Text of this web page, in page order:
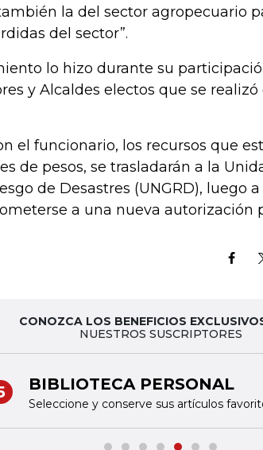
la del sector agropecuario
del sector”.
lo hizo durante su
y Alcaldes electos que se
el funcionario, los recursos que
de pesos, se trasladarán a la
de Desastres (UNGRD), luego
a una nueva autorización
CONOZCA LOS BENEFICIOS
NUESTROS SUSCRIPTORES
BIBLIOTECA PERSONAL
Seleccione y conserve sus artículos